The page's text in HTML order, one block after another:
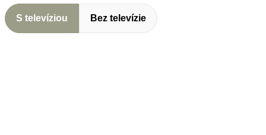
S televíziou Bez televízie